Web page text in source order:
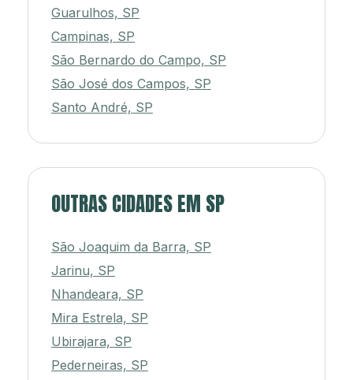
Guarulhos, SP
Campinas, SP
São Bernardo do Campo, SP
São José dos Campos, SP
Santo André, SP
OUTRAS CIDADES EM SP
São Joaquim da Barra, SP
Jarinu, SP
Nhandeara, SP
Mira Estrela, SP
Ubirajara, SP
Pederneiras, SP